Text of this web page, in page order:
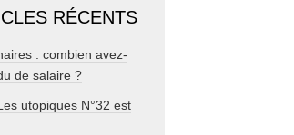
RÉCENTS
: combien avez-
de salaire ?
utopiques N°32 est